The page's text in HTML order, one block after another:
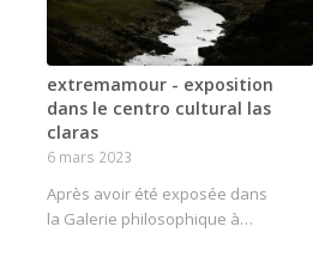
extremamour - exposition
dans le centro cultural las
claras
6 mars 2023
Après avoir été exposée dans
la Galerie philosophique à…